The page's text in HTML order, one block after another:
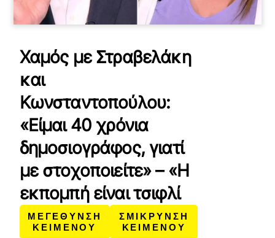
Χαμός με Στραβελάκη
και
Κωνσταντοπούλου:
«Είμαι 40 χρόνια
δημοσιογράφος, γιατί
με στοχοποιείτε» – «Η
εκπομπή είναι τσιφλί
ΜΕΓΕΘΥΝΣΗ
ΚΕΙΜΕΝΟΥ
ΣΜΙΚΡΥΝΣΗ
ΚΕΙΜΕΝΟΥ